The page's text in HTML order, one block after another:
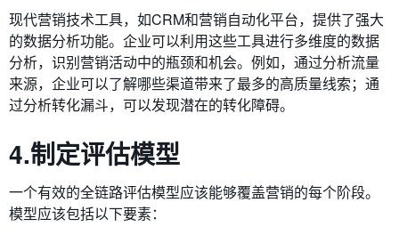
现代营销技术工具，如CRM和营销自动化平台，提供了强大
的数据分析功能。企业可以利用这些工具进行多维度的数据
分析，识别营销活动中的瓶颈和机会。例如，通过分析流量
来源，企业可以了解哪些渠道带来了最多的高质量线索；通
过分析转化漏斗，可以发现潜在的转化障碍。
4.制定评估模型
一个有效的全链路评估模型应该能够覆盖营销的每个阶段。
模型应该包括以下要素：